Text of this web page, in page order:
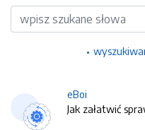
Wyszukiwarka
eBoi
Jak załatwić